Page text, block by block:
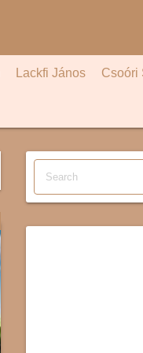
Lackfi János Csoóri